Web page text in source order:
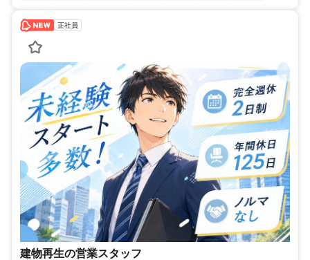
正社員
建物再生の営業スタッフ